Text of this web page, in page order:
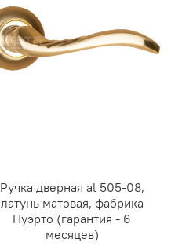
Ручка дверная al 505-08,
латунь матовая, фабрика
Пуэрто (гарантия - 6
месяцев)